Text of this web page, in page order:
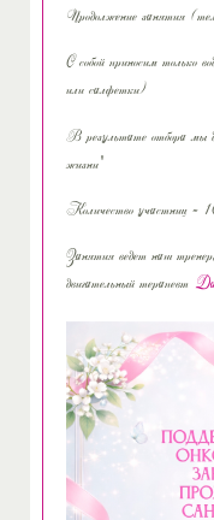
Продолжение занятия
С собой приносим только
или салфетки)
В результате отбора
жизни"
Количество участниц -
Занятия ведет наш
двигательный терапевт